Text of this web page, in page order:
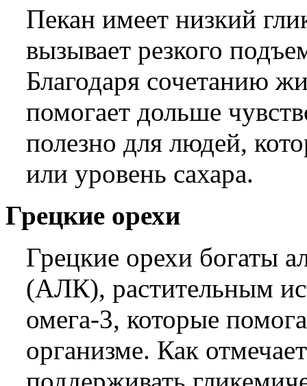
Пекан имеет низкий
вызывает резкого
Благодаря сочетанию
помогает дольше
полезно для людей,
или уровень сахара.
Грецкие орехи
Грецкие орехи богаты
(АЛК), растительным
омега-3, которые
организме. Как